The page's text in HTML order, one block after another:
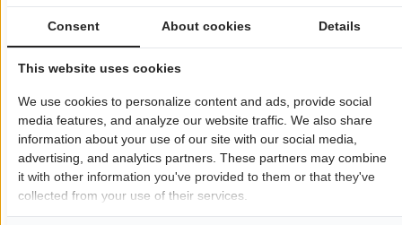
gaan we weer puzzelen. Dat kan door een vitaminegebrek
komen, of door suikerziekte, die nog niet herkend was. In
het afgelopen jaar hebben we ongeveer 20 patiënten
doorverwezen naar de huisarts, en die bleken inderdaad
allemaal een vitamine D tekort te hebben.
Consent About cookies Details
This website uses cookies
We use cookies to personalize content and ads, provide social
media features, and analyze our website traffic. We also share
information about your use of our site with our social media,
advertising, and analytics partners. These partners may combine
it with other information you've provided to them or that they've
collected from your use of their services.